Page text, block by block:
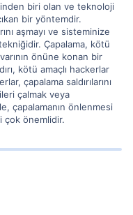
biri olan ve teknoloji
bir yöntemdir.
aşmayı ve sisteminize
Çapalama, kötü
önüne konan bir
kötü amaçlı hackerlar
çapalama saldırılarını
çalmak veya
çapalamanın önlenmesi
çok önemlidir.